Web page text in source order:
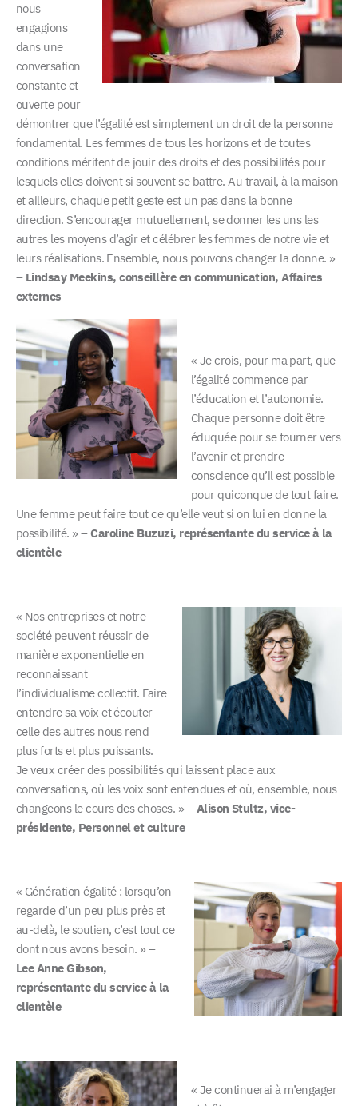
nous
engagions
dans une
conversation
constante et
ouverte pour
démontrer que l’égalité est simplement un droit de la personne
fondamental. Les femmes de tous les horizons et de toutes
conditions méritent de jouir des droits et des possibilités pour
lesquels elles doivent si souvent se battre. Au travail, à la maison
et ailleurs, chaque petit geste est un pas dans la bonne
direction. S’encourager mutuellement, se donner les uns les
autres les moyens d’agir et célébrer les femmes de notre vie et
leurs réalisations. Ensemble, nous pouvons changer la donne. »
– Lindsay Meekins, conseillère en communication, Affaires
externes
« Je crois, pour ma part, que
l’égalité commence par
l’éducation et l’autonomie.
Chaque personne doit être
éduquée pour se tourner vers
l’avenir et prendre
conscience qu’il est possible
pour quiconque de tout faire.
Une femme peut faire tout ce qu’elle veut si on lui en donne la
possibilité. » –Caroline Buzuzi, représentante du service à la
clientèle
« Nos entreprises et notre
société peuvent réussir de
manière exponentielle en
reconnaissant
l’individualisme collectif. Faire
entendre sa voix et écouter
celle des autres nous rend
plus forts et plus puissants.
Je veux créer des possibilités qui laissent place aux
conversations, où les voix sont entendues et où, ensemble, nous
changeons le cours des choses. » –Alison Stultz, vice-
présidente, Personnel et culture
« Génération égalité : lorsqu’on
regarde d’un peu plus près et
au-delà, le soutien, c’est tout ce
dont nous avons besoin. » –
Lee Anne Gibson,
représentante du service à la
clientèle
« Je continuerai à m’engager